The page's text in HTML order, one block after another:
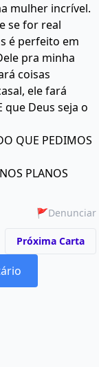
mulher incrível.
se for real
é perfeito em
pra minha
coisas
ele fará
que Deus seja o
QUE PEDIMOS
PLANOS
🚩Denunciar
Próxima Carta